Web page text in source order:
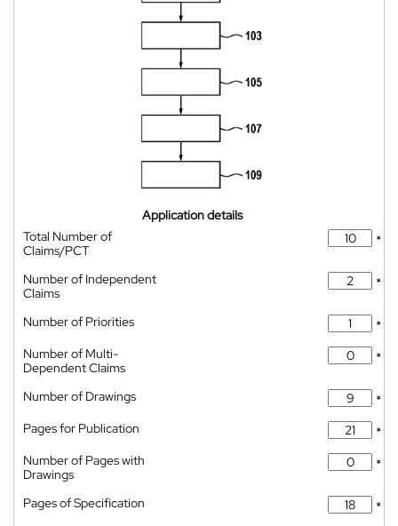
Application details
Total Number of
Claims/PCT
*
Number of Independent
Claims
*
Number of Priorities
*
Number of Multi-
Dependent Claims
*
Number of Drawings
*
Pages for Publication
*
Number of Pages with
Drawings
*
Pages of Specification
*